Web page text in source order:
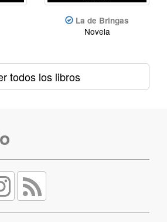
La de Bringas
Novela
todos los libros